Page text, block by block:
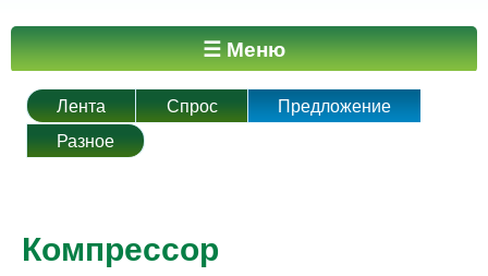
Главное меню ☰ Меню
Лента Спрос
Предложение
Разное
Компрессор